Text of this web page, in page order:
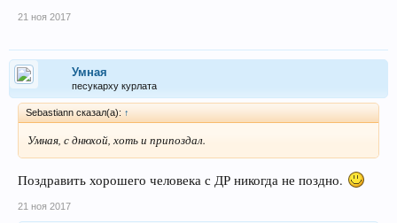
21 ноя 2017
Умная
песукарху курлата
Sebastiann сказал(а): ↑
Умная, с днюхой, хоть и припоздал.
Поздравить хорошего человека с ДР никогда не поздно.
21 ноя 2017